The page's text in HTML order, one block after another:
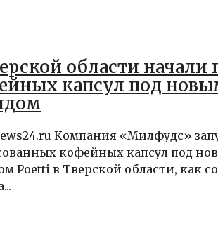
области начали
капсул под
Компания «Милфудс»
кофейных капсул под
Poetti в Тверской области, как